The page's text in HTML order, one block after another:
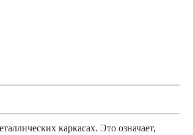
каркасах. Это означает,